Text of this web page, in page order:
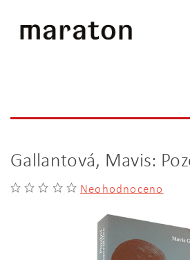
Gallantová, Mavis:
Neohodnoceno